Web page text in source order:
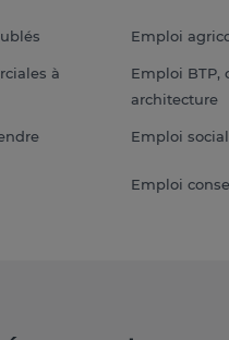
à
Emploi
Emploi BTP,
architecture
Emploi social
Emploi